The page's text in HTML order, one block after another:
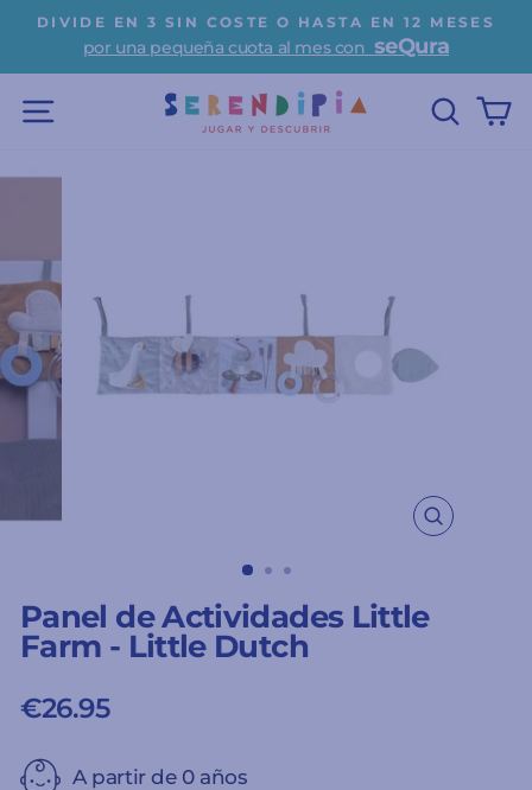
directamente
al
contenido
diapositivas
pausa
DIVIDE EN 3 SIN COSTE O HASTA EN 12 MESES
por una pequeña cuota al mes con seQura
NAVEGACIÓN
CERRAR
Panel de Actividades Little
Farm - Little Dutch
€26.95
A partir de 0 años